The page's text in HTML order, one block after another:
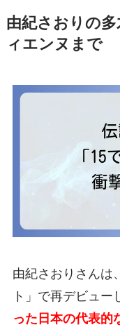
由紀さおりの
ィエンヌまで
由紀さおりさんは
ト」で再デビュー
った日本の代表的